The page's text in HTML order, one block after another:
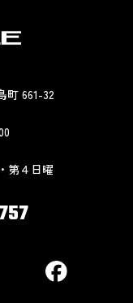
町 661-32
第４日曜